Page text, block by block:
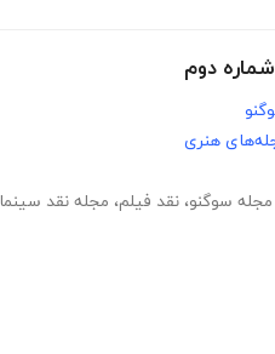
دوم
هنری
مجله سوگنو، نقد فیلم، مجله نقد سینما